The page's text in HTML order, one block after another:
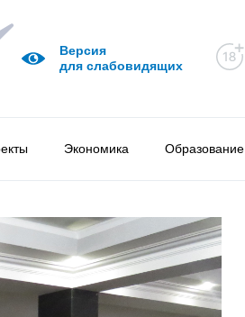
Версия
для слабовидящих
Экономика Образование